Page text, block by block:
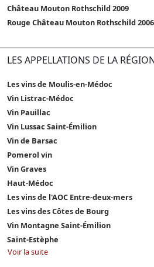
Château Mouton Rothschild 2009
Rouge Château Mouton Rothschild 2006
LES APPELLATIONS DE LA
Les vins de Moulis-en-Médoc
Vin Listrac-Médoc
Vin Pauillac
Vin Lussac Saint-Émilion
Vin de Barsac
Pomerol vin
Vin Graves
Haut-Médoc
Les vins de l'AOC Entre-deux-mers
Les vins des Côtes de Bourg
Vin Montagne Saint-Émilion
Saint-Estèphe
Voir la suite